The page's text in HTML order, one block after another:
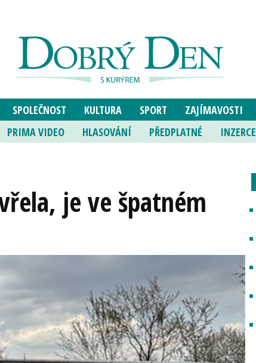
SPOLEČNOST KULTURA SPORT ZAJÍMAVOSTI
PRIMA VIDEO HLASOVÁNÍ PŘEDPLATNÉ INZERCE
je ve špatném